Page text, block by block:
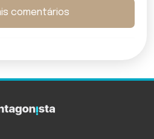
comentários